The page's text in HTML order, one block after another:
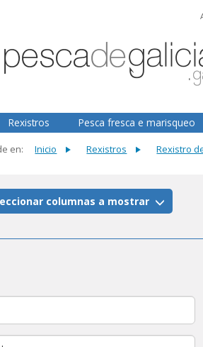
Rexistros Pesca fresca e marisqueo
en: Inicio Rexistros Rexistro
columnas a mostrar